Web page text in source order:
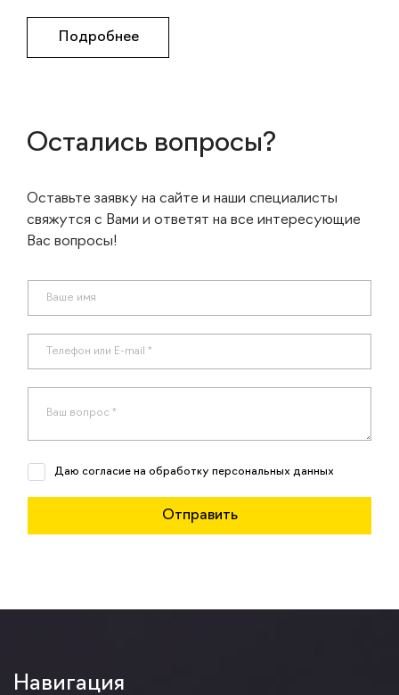
Подробнее
Остались вопросы?
Оставьте заявку на сайте и наши специалисты
свяжутся с Вами и ответят на все интересующие
Вас вопросы!
Даю согласие на обработку персональных данных
Навигация